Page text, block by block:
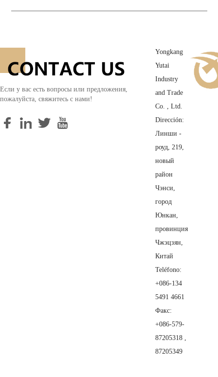
Если у вас есть вопросы или предложения,
пожалуйста, свяжитесь с нами!
Yongkang
Yutai
Industry
and Trade
Co. , Ltd.
Dirección:
Линши -
роуд, 219,
новый
район
Чэнси,
город
Юнкан,
провинция
Чжэцзян,
Китай
Teléfono:
+086-134
5491 4661
Факс:
+086-579-
87205318 ,
87205349